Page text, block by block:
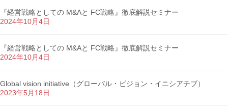
『経営戦略としての M&Aと FC戦略』徹底解説セミナー
2024年10月4日
『経営戦略としての M&Aと FC戦略』徹底解説セミナー
2024年10月4日
Global vision initiative（グローバル・ビジョン・イニシアチブ）
2023年5月18日